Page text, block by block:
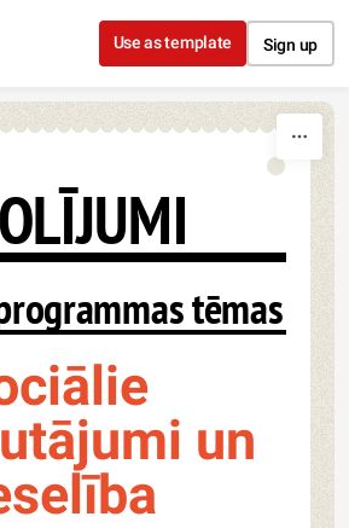
Skip to content
Use as template Sign up
tēmas
un